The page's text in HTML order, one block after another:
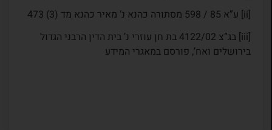
[ii] ע”א 85 / 598 מסתורה כהנא נ’ מאיר כהנא מד (3) 473
[iii] בג”צ 4122/02 בת חן עוזרי נ’ בית הדין הרבני הגדול
בירושלים ואח’, פורסם במאגרי המידע